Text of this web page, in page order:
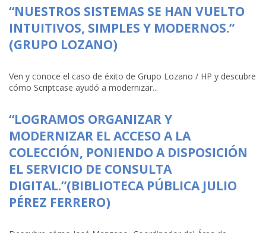
“NUESTROS SISTEMAS SE HAN VUELTO
INTUITIVOS, SIMPLES Y MODERNOS.”
(GRUPO LOZANO)
Ven y conoce el caso de éxito de Grupo Lozano / HP y descubre
cómo Scriptcase ayudó a modernizar...
“LOGRAMOS ORGANIZAR Y
MODERNIZAR EL ACCESO A LA
COLECCIÓN, PONIENDO A DISPOSICIÓN
EL SERVICIO DE CONSULTA
DIGITAL.”(BIBLIOTECA PÚBLICA JULIO
PÉREZ FERRERO)